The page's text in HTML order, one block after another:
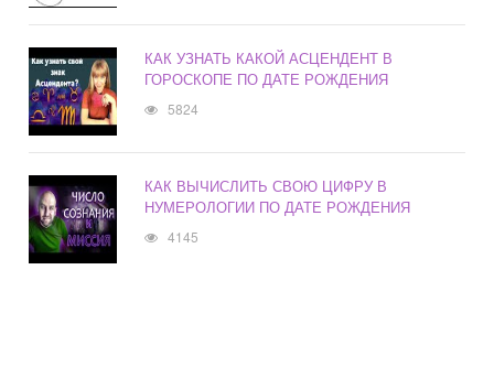
КАК УЗНАТЬ КАКОЙ АСЦЕНДЕНТ В
ГОРОСКОПЕ ПО ДАТЕ РОЖДЕНИЯ
5824
КАК ВЫЧИСЛИТЬ СВОЮ ЦИФРУ В
НУМЕРОЛОГИИ ПО ДАТЕ РОЖДЕНИЯ
4145